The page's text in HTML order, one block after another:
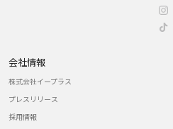
会社情報
株式会社イープラス
プレスリリース
採用情報